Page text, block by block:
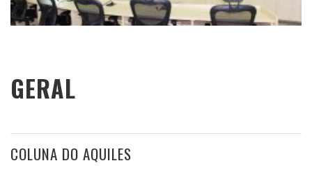
GERAL
COLUNA DO AQUILES